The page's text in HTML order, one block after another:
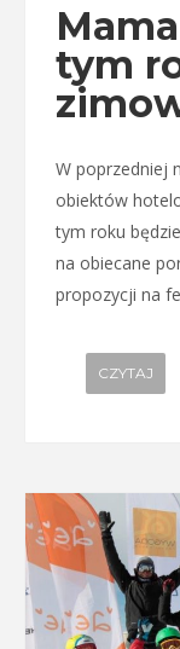
tym
W poprzedniej
obiektów
tym roku
na obiecane
propozycji na
CZYTAJ